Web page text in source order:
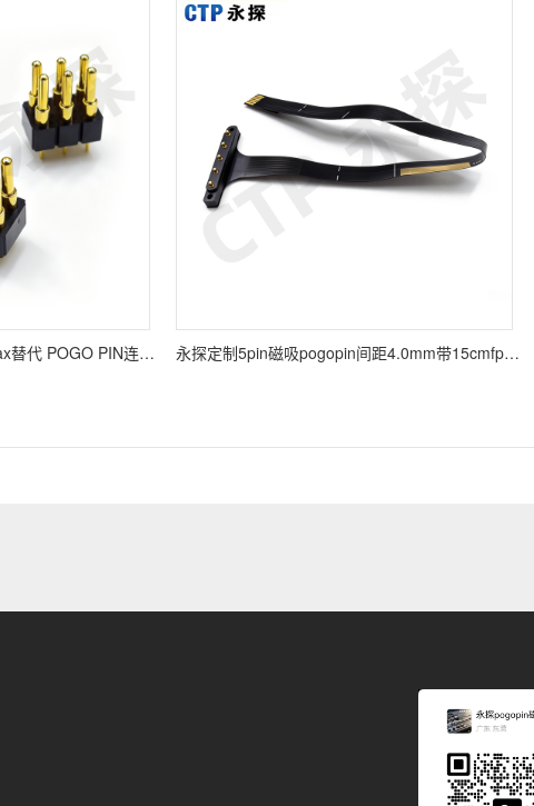
永探6pin双排弹簧针mill-max替代 POGO PIN连接器 镀金低阻大电流 永探定制5pin磁吸pogopin间距4.0mm带15cmfpc软板适用于智能穿戴